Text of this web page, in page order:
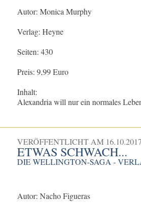
Autor: Monica Murphy
Verlag: Heyne
Seiten: 430
Preis: 9,99 Euro
Inhalt:
Alexandria will nur ein normales
VERÖFFENTLICHT AM 16.10.2017
ETWAS SCHWACH...
DIE WELLINGTON-SAGA -
Autor: Nacho Figueras